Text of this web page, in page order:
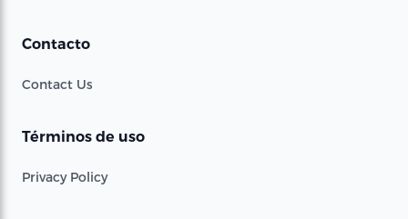
Contacto
Contact Us
Términos de uso
Privacy Policy